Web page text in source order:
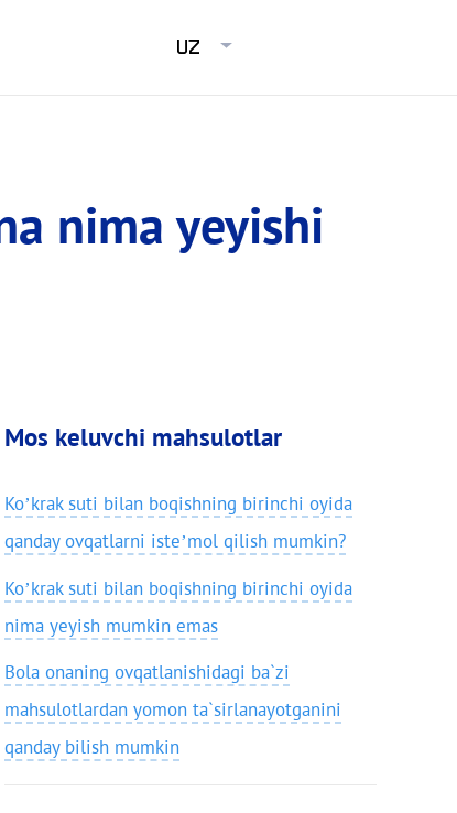
UZ
nima yeyishi
Mos keluvchi mahsulotlar
Ko’krak suti bilan boqishning birinchi oyida
qanday ovqatlarni iste’mol qilish mumkin?
Ko’krak suti bilan boqishning birinchi oyida
nima yeyish mumkin emas
Bola onaning ovqatlanishidagi ba`zi
mahsulotlardan yomon ta`sirlanayotganini
qanday bilish mumkin